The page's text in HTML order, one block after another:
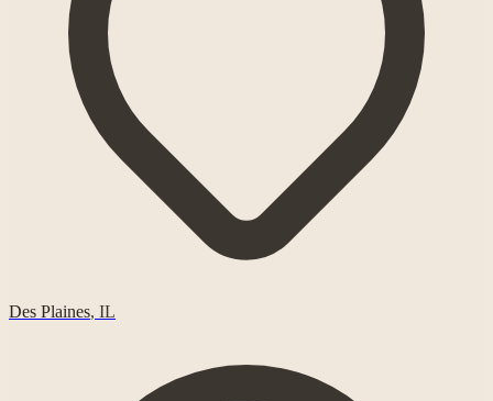
Des Plaines, IL